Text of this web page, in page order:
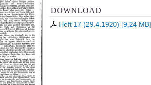
DOWNLOAD
Heft 17 (29.4.1920) [9,24 MB]